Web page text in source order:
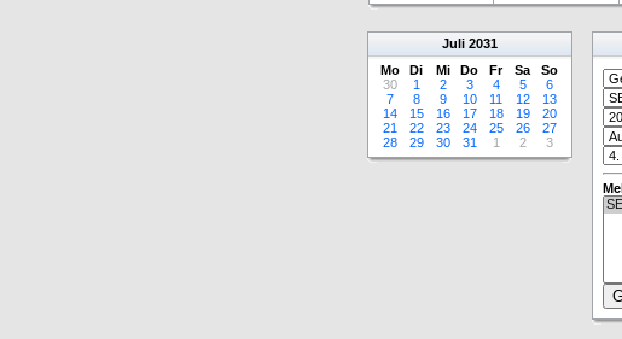
Juli 2031
Mo
Di Mi Do Fr Sa
So
30
1 2 3 4 5
6
7
8 9 10 11 12
13
14
15 16 17 18 19
20
21
22 23 24 25 26
27
28
29 30 31 1 2 3